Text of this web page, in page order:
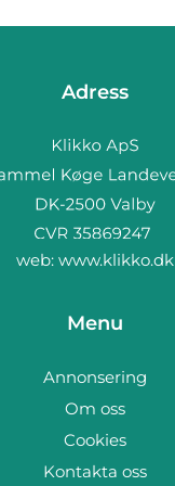
Adress
web: www.klikko.dk
Menu
Annonsering
Om oss
Cookies
Kontakta oss